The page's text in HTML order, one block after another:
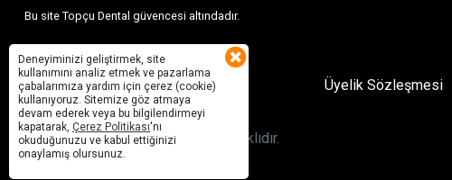
Bu site Topçu Dental güvencesi altındadır.
Üyelik Sözleşmesi
© 2022 Topcu DentalTüm Hakkı Saklıdır.
Deneyiminizi geliştirmek, site
kullanımını analiz etmek ve pazarlama
çabalarımıza yardım için çerez (cookie)
kullanıyoruz. Sitemize göz atmaya
devam ederek veya bu bilgilendirmeyi
kapatarak, Çerez Politikası'nı
okuduğunuzu ve kabul ettiğinizi
onaylamış olursunuz.